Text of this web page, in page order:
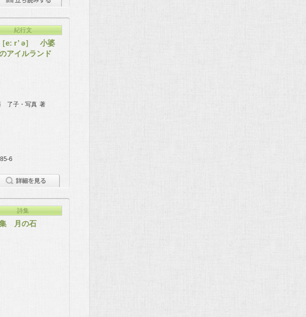
紀行文
e: r’ ə］ 小婆
アイルランド
了子・写真 著
6
詩集
月の石